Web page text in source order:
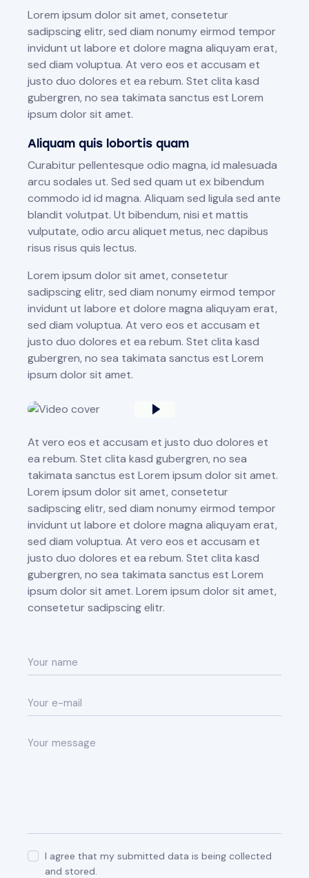
Lorem ipsum dolor sit amet, consetetur
sadipscing elitr, sed diam nonumy eirmod tempor
invidunt ut labore et dolore magna aliquyam erat,
sed diam voluptua. At vero eos et accusam et
justo duo dolores et ea rebum. Stet clita kasd
gubergren, no sea takimata sanctus est Lorem
ipsum dolor sit amet.
Aliquam quis lobortis quam
Curabitur pellentesque odio magna, id malesuada
arcu sodales ut. Sed sed quam ut ex bibendum
commodo id id magna. Aliquam sed ligula sed ante
blandit volutpat. Ut bibendum, nisi et mattis
vulputate, odio arcu aliquet metus, nec dapibus
risus risus quis lectus.
Lorem ipsum dolor sit amet, consetetur
sadipscing elitr, sed diam nonumy eirmod tempor
invidunt ut labore et dolore magna aliquyam erat,
sed diam voluptua. At vero eos et accusam et
justo duo dolores et ea rebum. Stet clita kasd
gubergren, no sea takimata sanctus est Lorem
ipsum dolor sit amet.
At vero eos et accusam et justo duo dolores et
ea rebum. Stet clita kasd gubergren, no sea
takimata sanctus est Lorem ipsum dolor sit amet.
Lorem ipsum dolor sit amet, consetetur
sadipscing elitr, sed diam nonumy eirmod tempor
invidunt ut labore et dolore magna aliquyam erat,
sed diam voluptua. At vero eos et accusam et
justo duo dolores et ea rebum. Stet clita kasd
gubergren, no sea takimata sanctus est Lorem
ipsum dolor sit amet. Lorem ipsum dolor sit amet,
consetetur sadipscing elitr.
I agree that my submitted data is being collected
and stored.